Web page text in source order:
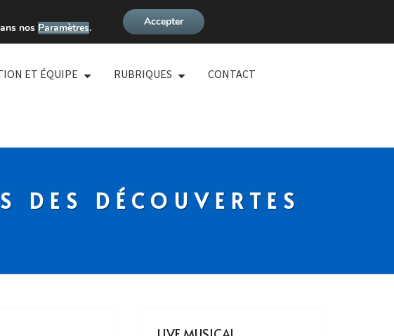
ET ÉQUIPE RUBRIQUES CONTACT
DÉCOUVERTES
nosParamètres. Accepter